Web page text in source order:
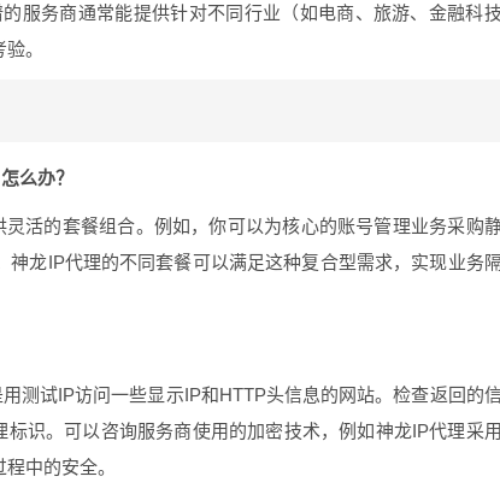
的服务商通常能提供针对不同行业（如电商、旅游、金融科技
。
么办？
活的套餐组合。例如，你可以为核心的账号管理业务采购
龙IP代理的不同套餐可以满足这种复合型需求，实现业务
测试IP访问一些显示IP和HTTP头信息的网站。检查返回的
标识。可以咨询服务商使用的加密技术，例如神龙IP代理采用
中的安全。